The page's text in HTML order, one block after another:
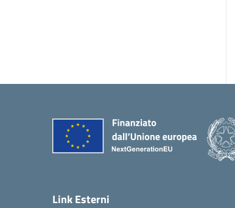
Link Esterni